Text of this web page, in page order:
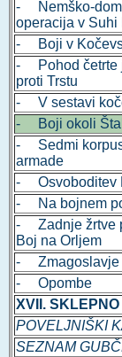
- Nemško-
operacija v Suhi
- Boji v
- Pohod četrte
proti Trstu
- V sestavi
- Boji okoli
- Sedmi korpus
armade
- Osvoboditev
- Na bojnem
- Zadnje žrtve
Boj na Orljem
- Zmagoslavje
- Opombe
XVII.
POVELJNIŠKI
SEZNAM